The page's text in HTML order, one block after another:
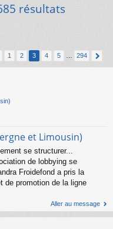
résultats
1 2 3 4 5 294
et Limousin)
se structurer...
de lobbying se
Froidefond a pris la
de promotion de la ligne
Aller au message